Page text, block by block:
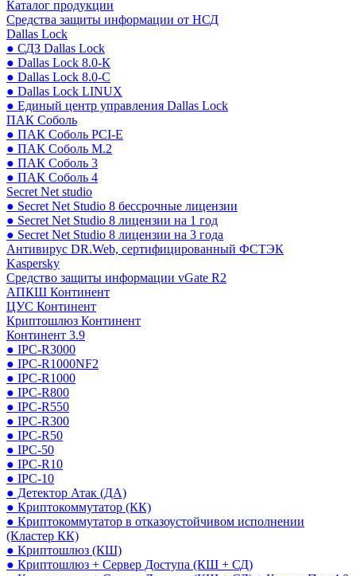
Каталог продукции
Средства защиты информации от НСД
Dallas Lock
● СДЗ Dallas Lock
● Dallas Lock 8.0-К
● Dallas Lock 8.0-С
● Dallas Lock LINUX
● Единый центр управления Dallas Lock
ПАК Соболь
● ПАК Соболь PCI-E
● ПАК Соболь М.2
● ПАК Соболь 3
● ПАК Соболь 4
Secret Net studio
● Secret Net Studio 8 бессрочные лицензии
● Secret Net Studio 8 лицензии на 1 год
● Secret Net Studio 8 лицензии на 3 года
Антивирус DR.Web, сертифицированный ФСТЭК
Kaspersky
Средство защиты информации vGate R2
АПКШ Континент
ЦУС Континент
Криптошлюз Континент
Континент 3.9
● IPC-R3000
● IPC-R1000NF2
● IPC-R1000
● IPC-R800
● IPC-R550
● IPC-R300
● IPC-R50
● IPC-50
● IPC-R10
● IPC-10
● Детектор Атак (ДА)
● Криптокоммутатор (КК)
● Криптокоммутатор в отказоустойчивом исполнении
(Кластер КК)
● Криптошлюз (КШ)
● Криптошлюз + Сервер Доступа (КШ + СД)